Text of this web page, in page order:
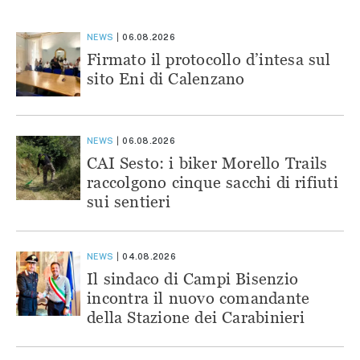
NEWS 06.08.2026
Firmato il protocollo d’intesa sul
sito Eni di Calenzano
NEWS 06.08.2026
CAI Sesto: i biker Morello Trails
raccolgono cinque sacchi di rifiuti
sui sentieri
NEWS 04.08.2026
Il sindaco di Campi Bisenzio
incontra il nuovo comandante
della Stazione dei Carabinieri